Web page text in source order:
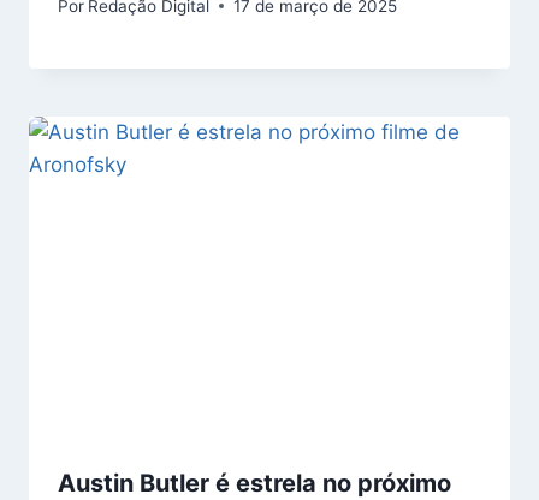
Por Redação Digital 17 de março de 2025
Austin Butler é estrela no próximo